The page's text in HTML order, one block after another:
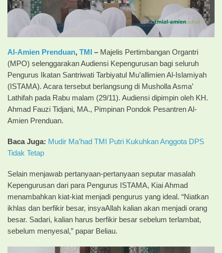
Al-Amien Prenduan, TMI – Majelis Pertimbangan Organtri
(MPO) selenggarakan Audiensi Kepengurusan bagi seluruh
Pengurus Ikatan Santriwati Tarbiyatul Mu’allimien Al-Islamiyah
(ISTAMA). Acara tersebut berlangsung di Musholla Asma’
Lathifah pada Rabu malam (29/11). Audiensi dipimpin oleh KH.
Ahmad Fauzi Tidjani, MA., Pimpinan Pondok Pesantren Al-
Amien Prenduan.
Baca Juga: Mudir Ma’had TMI Putri Kukuhkan Anggota DPS
Tidak Tetap
Selain menjawab pertanyaan-pertanyaan seputar masalah
Kepengurusan dari para Pengurus ISTAMA, Kiai Ahmad
menambahkan kiat-kiat menjadi pengurus yang ideal. “Niatkan
ikhlas dan berfikir besar, insyaAllah kalian akan menjadi orang
besar. Sadari, kalian harus berfikir besar sebelum terlambat,
sebelum menyesal,” papar Beliau.